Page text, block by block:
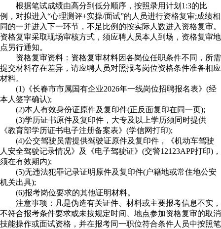
根据笔试成绩由高分到低分顺序，按照录用计划1:3的比
例，对拟进入“心理测评+实操/面试”的人员进行资格复审;成绩相
同的一并进入下一环节，不足比例的按实际人数进入资格复审。
资格复审采取现场审核方式，须应聘人员本人到场，资格复审地
点另行通知。
资格复审资料：资格复审材料因各岗位任职条件不同，所需
提交材料存在差异，请应聘人员对照报考岗位资格条件准备相应
材料。
(1)《长春市市属国有企业2026年一线岗位招聘报名表》(经
本人签字确认);
(2)本人有效身份证原件及复印件(正反面复印在同一页);
(3)学历证书原件及复印件，大专及以上学历须同时提供
《教育部学历证书电子注册备案表》(学信网打印);
(4)公交驾驶员需提供驾驶证原件及复印件，《机动车驾驶
人安全驾驶记录情况》及《电子驾驶证》(交警12123APP打印)，
须在有效期内);
(5)无违法犯罪记录证明原件及复印件(户籍地或常住地公安
机关出具);
(6)报考岗位要求的其他证明材料。
注意事项：凡是伪造有关证件、材料或主要报考信息不实，
不符合报考条件要求或未按规定时间、地点参加资格复审的取消
技能操作或面试资格，并在报考同一职位符合条件人员中按照笔